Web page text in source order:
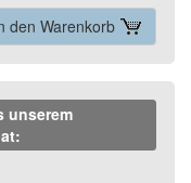
den Warenkorb
unserem